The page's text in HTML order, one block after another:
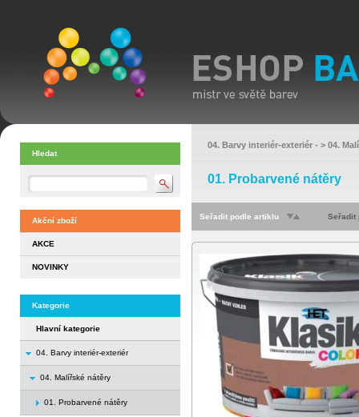
Hledat
Akční zboží
AKCE
NOVINKY
Kategorie
Hlavní kategorie
04. Barvy interiér-exteriér
04. Malířské nátěry
01. Probarvené nátěry
04. Barvy interiér-exteriér - > 04.
01. Probarvené nátěry
Seřadit podle artiklu Seřadit